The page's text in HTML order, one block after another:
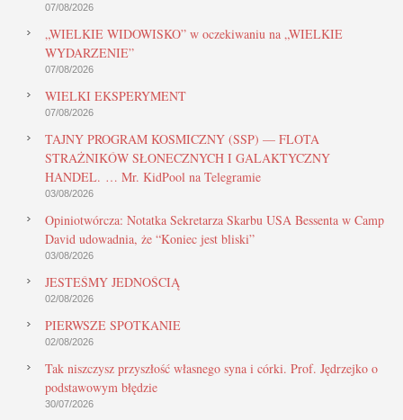
07/08/2026
„WIELKIE WIDOWISKO” w oczekiwaniu na „WIELKIE
WYDARZENIE”
07/08/2026
WIELKI EKSPERYMENT
07/08/2026
TAJNY PROGRAM KOSMICZNY (SSP) — FLOTA
STRAŻNIKÓW SŁONECZNYCH I GALAKTYCZNY
HANDEL. … Mr. KidPool na Telegramie
03/08/2026
Opiniotwórcza: Notatka Sekretarza Skarbu USA Bessenta w Camp
David udowadnia, że “Koniec jest bliski”
03/08/2026
JESTEŚMY JEDNOŚCIĄ
02/08/2026
PIERWSZE SPOTKANIE
02/08/2026
Tak niszczysz przyszłość własnego syna i córki. Prof. Jędrzejko o
podstawowym błędzie
30/07/2026